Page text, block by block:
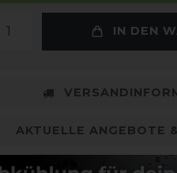
IN DEN
AKTUELLE ANGEBOTE